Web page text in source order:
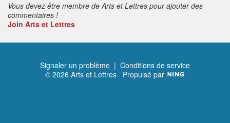
Vous devez être membre de Arts et Lettres pour ajouter des
commentaires !
Join Arts et Lettres
Signaler un problème | Conditions de service
© 2026 Arts et Lettres Propulsé par